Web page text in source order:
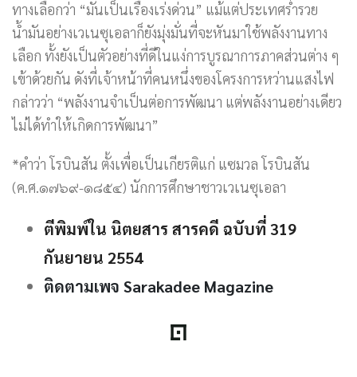
ทางเลือกว่า “มันเป็นเรื่องเร่งด่วน” แม้แต่ประเทศร่ำรวย
น้ำมันอย่างเวเนซุเอลาก็ยังมุ่งมั่นที่จะหันมาใช้พลังงานทาง
เลือก ทั้งยังเป็นตัวอย่างที่ดีในแง่การบูรณาการภาคส่วนต่าง ๆ
เข้าด้วยกัน ดังที่เจ้าหน้าที่คนหนึ่งของโครงการหว่านแสงไฟ
กล่าวว่า “พลังงานจำเป็นต่อการพัฒนา แต่พลังงานอย่างเดียว
ไม่ได้ทำให้เกิดการพัฒนา”
*คำว่า โรบินสัน ตั้งเพื่อเป็นเกียรติแก่ แซมวล โรบินสัน
(ค.ศ.๑๗๖๙-๑๘๕๔) นักการศึกษาชาวเวเนซุเอลา
ตีพิมพ์ใน นิตยสาร สารคดี ฉบับที่ 319
กันยายน 2554
ติดตามเพจ Sarakadee Magazine